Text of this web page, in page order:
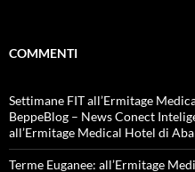
COMMENTI
Settimane FIT all’Ermitage
BeppeBlog – News Conect
all’Ermitage Medical Hotel di
Terme Euganee: all’Ermitage